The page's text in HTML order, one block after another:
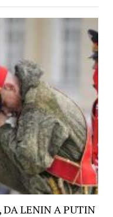
DA LENIN A PUTIN